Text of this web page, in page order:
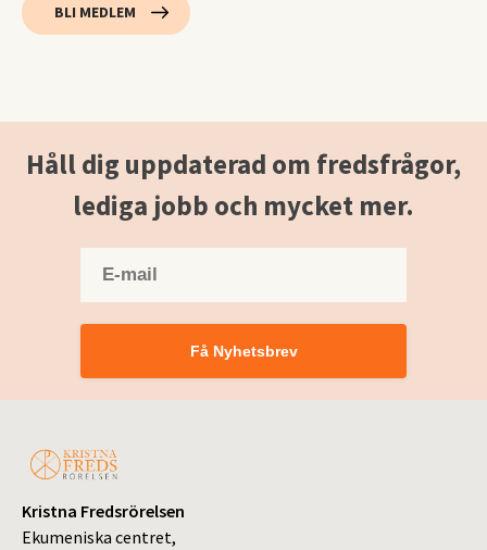
BLI MEDLEM
Håll dig uppdaterad om fredsfrågor,
lediga jobb och mycket mer.
Få Nyhetsbrev
Kristna Fredsrörelsen
Ekumeniska centret,